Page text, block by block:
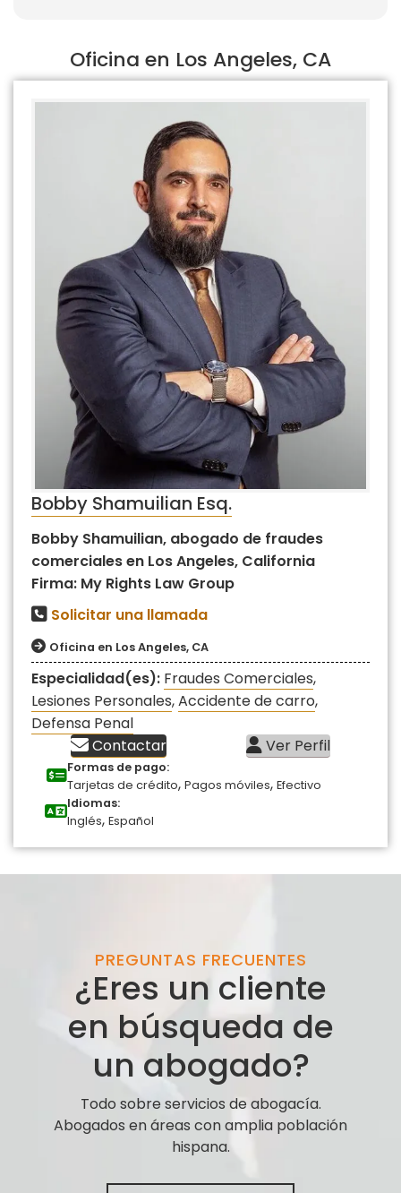
Oficina en Los Angeles, CA
Bobby Shamuilian Esq.
Bobby Shamuilian, abogado de fraudes
comerciales en Los Angeles, California
Firma: My Rights Law Group
Solicitar una llamada
Oficina en Los Angeles, CA
Especialidad(es): Fraudes Comerciales,
Lesiones Personales,Accidente de carro,
Defensa Penal
Contactar
Ver Perfil
Formas de pago:
Tarjetas de crédito, Pagos móviles, Efectivo
Idiomas:
Inglés, Español
PREGUNTAS FRECUENTES
¿Eres un cliente
en búsqueda de
un abogado?
Todo sobre servicios de abogacía.
Abogados en áreas con amplia población
hispana.